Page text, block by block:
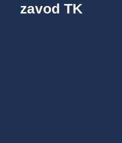
zavod TK